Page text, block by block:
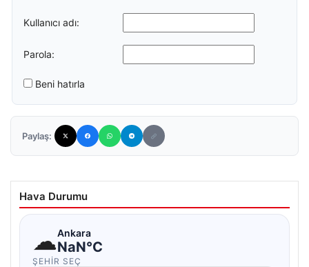
Kullanıcı adı:
Parola:
Beni hatırla
Paylaş:
Hava Durumu
☁Ankara
NaN°C
ŞEHIR SEÇ